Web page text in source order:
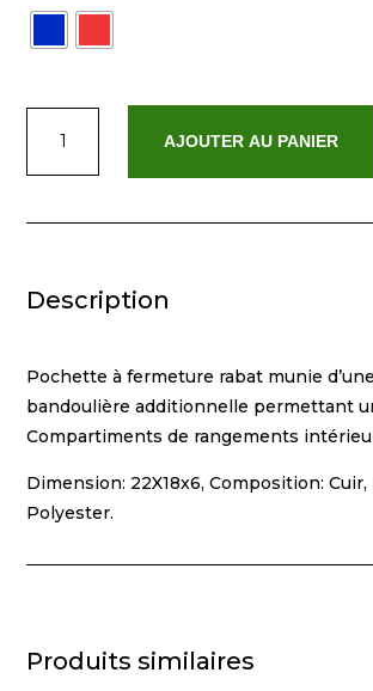
Kara
AJOUTER AU PANIER
Description
Pochette à fermeture rabat munie
bandoulière additionnelle permettant
Compartiments de rangements
Dimension: 22X18x6, Composition:
Polyester.
Produits similaires